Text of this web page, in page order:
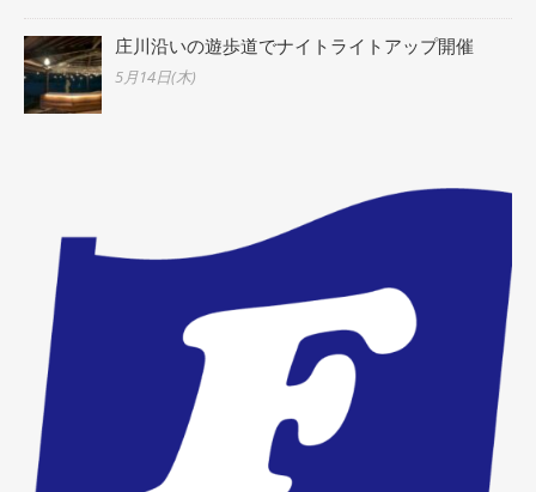
庄川沿いの遊歩道でナイトライトアップ開催
5月14日(木)